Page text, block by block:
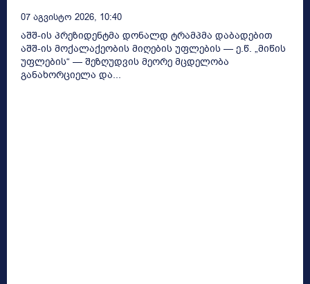
07 Აგვისტო 2026, 10:40
აშშ-ის პრეზიდენტმა დონალდ ტრამპმა დაბადებით
აშშ-ის მოქალაქეობის მიღების უფლების — ე.წ. „მიწის
უფლების“ — შეზღუდვის მეორე მცდელობა
განახორციელა და...